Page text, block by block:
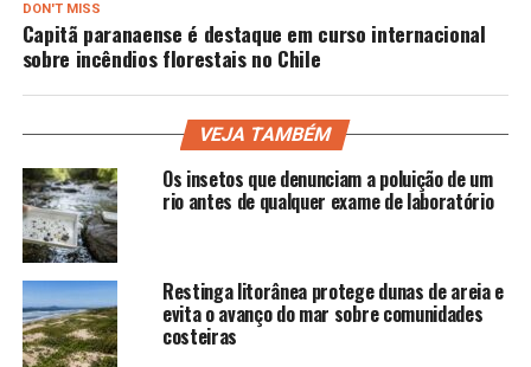
DON'T MISS
Capitã paranaense é destaque em curso internacional
sobre incêndios florestais no Chile
VEJA TAMBÉM
Os insetos que denunciam a poluição de um
rio antes de qualquer exame de laboratório
Restinga litorânea protege dunas de areia e
evita o avanço do mar sobre comunidades
costeiras